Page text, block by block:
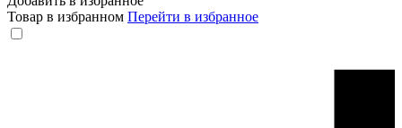
Товар в избранном Перейти в избранное